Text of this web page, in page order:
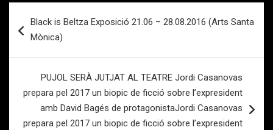
de
Black is Beltza Exposició 21.06 – 28.08.2016 (Arts Santa
Mònica)
PUJOL SERÀ JUTJAT AL TEATRE Jordi Casanovas
prepara pel 2017 un biopic de ficció sobre l’expresident
amb David Bagés de protagonistaJordi Casanovas
prepara pel 2017 un biopic de ficció sobre l’expresident